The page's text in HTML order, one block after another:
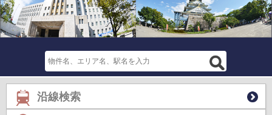
沿線検索